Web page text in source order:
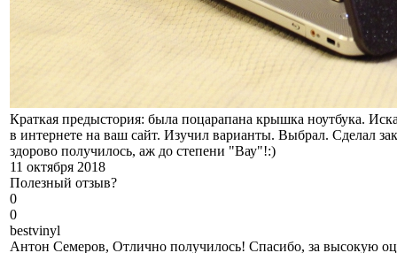
Краткая предыстория: была поцарапана крышка ноутбука.
в интернете на ваш сайт. Изучил варианты. Выбрал. Сделал
здорово получилось, аж до степени "Вау"!:)
11 октября 2018
Полезный отзыв?
0
0
bestvinyl
Антон Семеров, Отлично получилось! Спасибо, за высокую